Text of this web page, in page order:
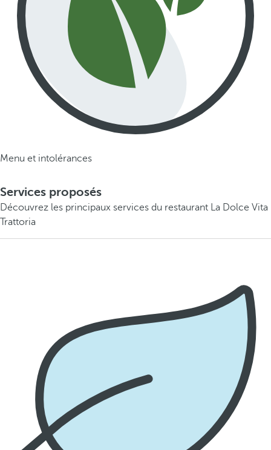
Menu et intolérances
Services proposés
Découvrez les principaux services du restaurant La Dolce Vita
Trattoria